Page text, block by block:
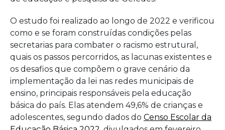
O estudo foi realizado ao longo de 2022 e verificou
como e se foram construídas condições pelas
secretarias para combater o racismo estrutural,
quais os passos percorridos, as lacunas existentes e
os desafios que compõem o grave cenário da
implementação da lei nas redes municipais de
ensino, principais responsáveis pela educação
básica do país. Elas atendem 49,6% de crianças e
adolescentes, segundo dados do Censo Escolar da